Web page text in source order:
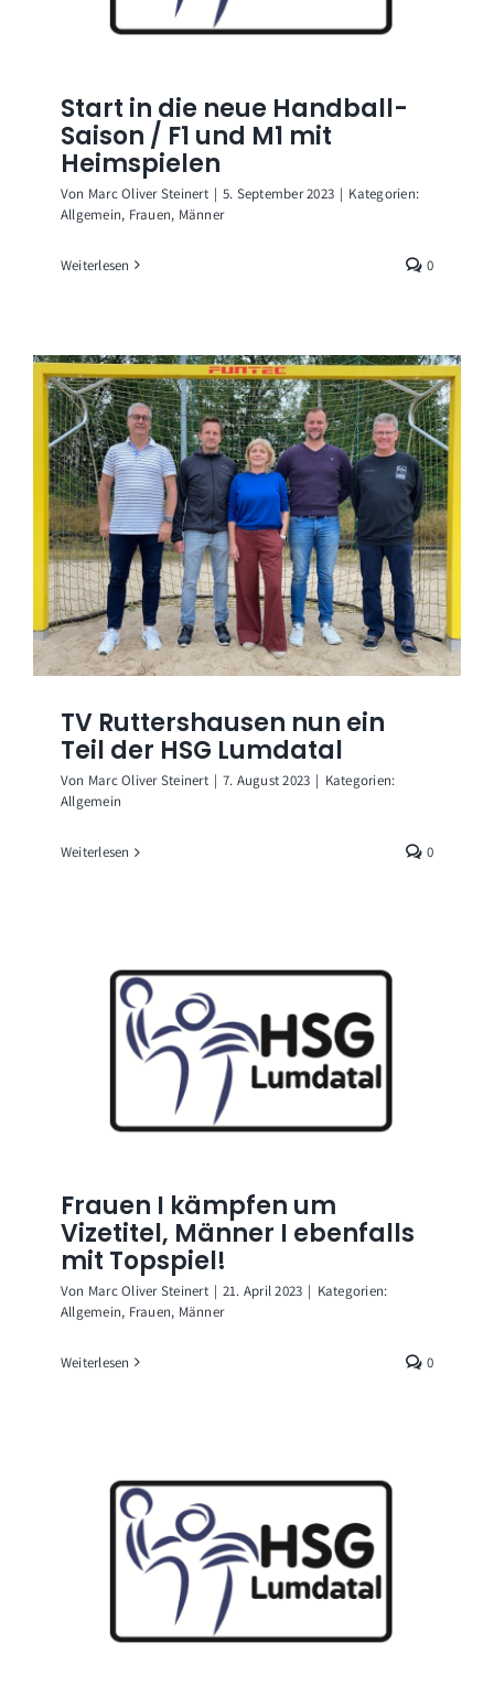
Start in die neue Handball-
Saison / F1 und M1 mit
Heimspielen
Von Marc Oliver Steinert | 5. September 2023 | Kategorien:
Allgemein, Frauen, Männer
Weiterlesen 0
TV Ruttershausen nun ein
Teil der HSG Lumdatal
Von Marc Oliver Steinert | 7. August 2023 | Kategorien:
Allgemein
Weiterlesen 0
Frauen I kämpfen um
Vizetitel, Männer I ebenfalls
mit Topspiel!
Von Marc Oliver Steinert | 21. April 2023 | Kategorien:
Allgemein, Frauen, Männer
Weiterlesen 0